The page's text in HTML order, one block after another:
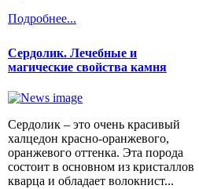
Подробнее...
Сердолик. Лечебные и
магические свойства камня
Сердолик – это очень красивый
халцедон красно-оранжевого,
оранжевого оттенка. Эта порода
состоит в основном из кристаллов
кварца и обладает волокнист...